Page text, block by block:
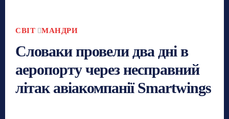
СВІТ МАНДРИ
Словаки провели два дні в
аеропорту через несправний
літак авіакомпанії Smartwings